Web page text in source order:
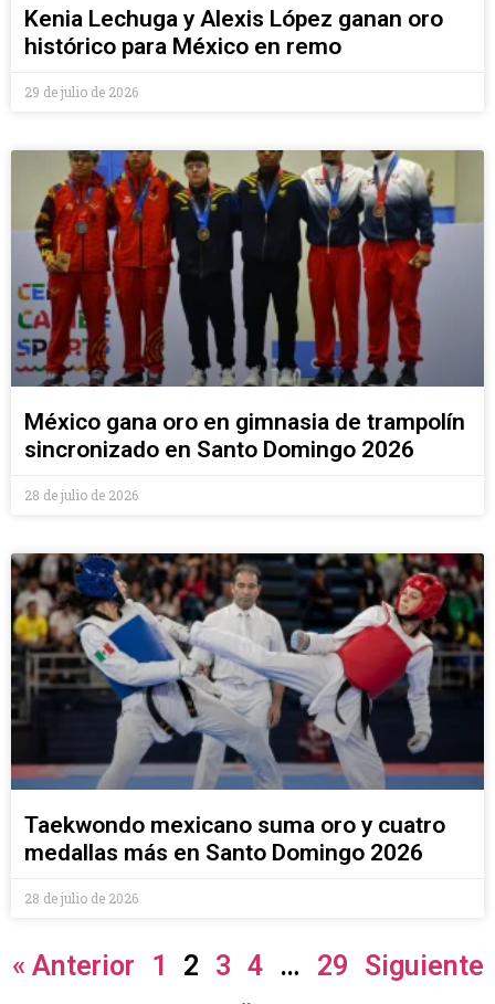
Kenia Lechuga y Alexis López ganan oro
histórico para México en remo
29 de julio de 2026
México gana oro en gimnasia de trampolín
sincronizado en Santo Domingo 2026
28 de julio de 2026
Taekwondo mexicano suma oro y cuatro
medallas más en Santo Domingo 2026
28 de julio de 2026
« Anterior 1 2 3 4 … 29 Siguiente